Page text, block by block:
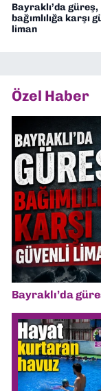
Bayraklı’da güreş,
bağımlılığa karşı
liman
Özel Haber
Bayraklı’da